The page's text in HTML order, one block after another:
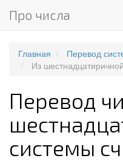
Про числа
Главная
Перевод
Из шестнадцатиричной
Перевод
системы